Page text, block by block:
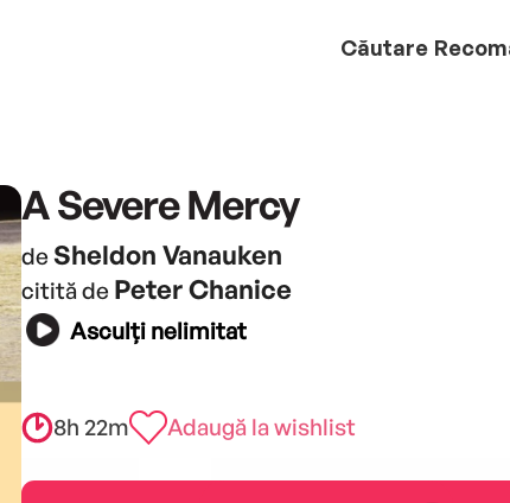
Căutare
A Severe Mercy
de Sheldon Vanauken
citită de Peter Chanice
Asculți nelimitat
8h 22m Adaugă la wishlist